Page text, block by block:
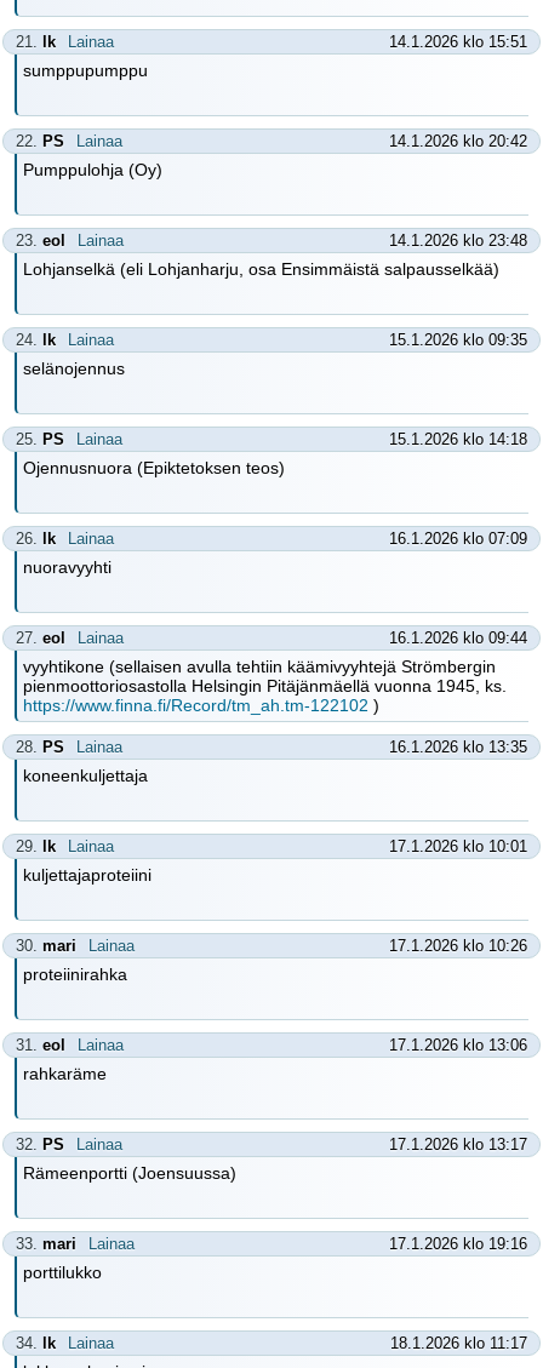
21. lk Lainaa 14.1.2026 klo 15:51
sumppupumppu
22. PS Lainaa 14.1.2026 klo 20:42
Pumppulohja (Oy)
23. eol Lainaa 14.1.2026 klo 23:48
Lohjanselkä (eli Lohjanharju, osa Ensimmäistä salpausselkää)
24. lk Lainaa 15.1.2026 klo 09:35
selänojennus
25. PS Lainaa 15.1.2026 klo 14:18
Ojennusnuora (Epiktetoksen teos)
26. lk Lainaa 16.1.2026 klo 07:09
nuoravyyhti
27. eol Lainaa 16.1.2026 klo 09:44
vyyhtikone (sellaisen avulla tehtiin käämivyyhtejä Strömbergin
pienmoottoriosastolla Helsingin Pitäjänmäellä vuonna 1945, ks.
https://www.finna.fi/Record/tm_ah.tm-122102 )
28. PS Lainaa 16.1.2026 klo 13:35
koneenkuljettaja
29. lk Lainaa 17.1.2026 klo 10:01
kuljettajaproteiini
30. mari Lainaa 17.1.2026 klo 10:26
proteiinirahka
31. eol Lainaa 17.1.2026 klo 13:06
rahkaräme
32. PS Lainaa 17.1.2026 klo 13:17
Rämeenportti (Joensuussa)
33. mari Lainaa 17.1.2026 klo 19:16
porttilukko
34. lk Lainaa 18.1.2026 klo 11:17